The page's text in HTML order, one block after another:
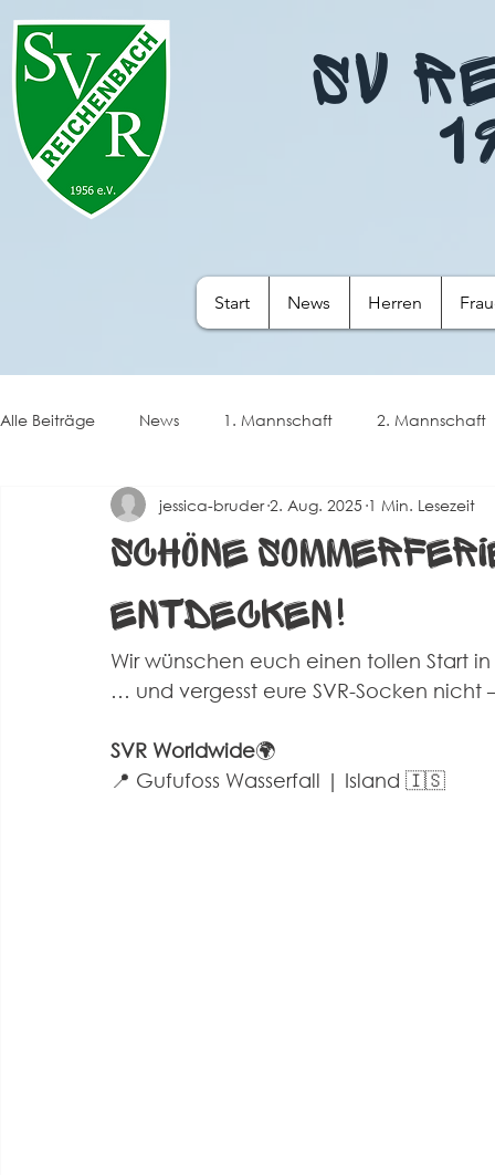
SV
Start News Herren
Alle Beiträge News 1. Mannschaft 2. Mannschaft
Spielberichte Herren 2 Corona Events Alte
Schöne
entdecken!
jessica-bruder 2. Aug. 2025 1 Min. Lesezeit
Wir wünschen euch einen tollen Start
… und vergesst eure SVR-Socken
SVR Worldwide🌍
📍 Gufufoss Wasserfall | Island 🇮🇸